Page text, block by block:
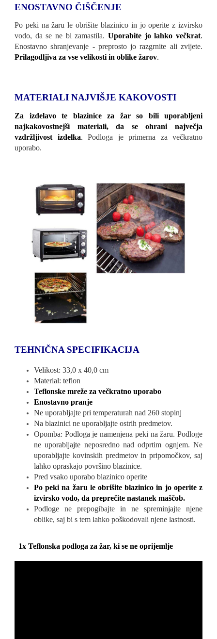
ENOSTAVNO ČIŠČENJE
Po peki na žaru le obrišite blazinico in jo operite z izvirsko
vodo, da se ne bi zamastila. Uporabite jo lahko večkrat.
Enostavno shranjevanje - preprosto jo razgrnite ali zvijete.
Prilagodljiva za vse velikosti in oblike žarov.
MATERIALI NAJVIŠJE KAKOVOSTI
Za izdelavo te blazinice za žar so bili uporabljeni
najkakovostnejši materiali, da se ohrani največja
vzdržljivost izdelka. Podloga je primerna za večkratno
uporabo.
TEHNIČNA SPECIFIKACIJA
Velikost: 33,0 x 40,0 cm
Material: teflon
Teflonske mreže za večkratno uporabo
Enostavno pranje
Ne uporabljajte pri temperaturah nad 260 stopinj
Na blazinici ne uporabljajte ostrih predmetov.
Opomba: Podloga je namenjena peki na žaru. Podloge
ne uporabljajte neposredno nad odprtim ognjem. Ne
uporabljajte kovinskih predmetov in pripomočkov, saj
lahko opraskajo površino blazinice.
Pred vsako uporabo blazinico operite
Po peki na žaru le obrišite blazinico in jo operite z
izvirsko vodo, da preprečite nastanek maščob.
Podloge ne prepogibajte in ne spreminjajte njene
oblike, saj bi s tem lahko poškodovali njene lastnosti.
1x Teflonska podloga za žar, ki se ne oprijemlje